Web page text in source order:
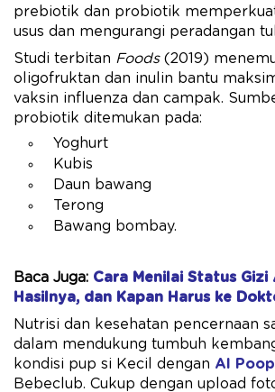
prebiotik dan probiotik
usus dan mengurangi peradangan
Studi terbitan Foods (2019)
oligofruktan dan inulin bantu
vaksin influenza dan campak.
probiotik ditemukan pada:
Yoghurt
Kubis
Daun bawang
Terong
Bawang bombay.
Baca Juga: Cara Menilai Status Gizi
Hasilnya, dan Kapan Harus ke
Nutrisi dan kesehatan pencernaan
dalam mendukung tumbuh
kondisi pup si Kecil dengan AI
Bebeclub. Cukup dengan upload